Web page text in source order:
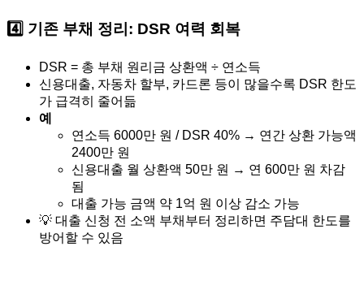
4️⃣ 기존 부채 정리: DSR 여력 회복
DSR = 총 부채 원리금 상환액 ÷ 연소득
신용대출, 자동차 할부, 카드론 등이 많을수록 DSR 한도
가 급격히 줄어듦
예
연소득 6000만 원 / DSR 40% → 연간 상환 가능액
2400만 원
신용대출 월 상환액 50만 원 → 연 600만 원 차감
됨
대출 가능 금액 약 1억 원 이상 감소 가능
💡 대출 신청 전 소액 부채부터 정리하면 주담대 한도를
방어할 수 있음